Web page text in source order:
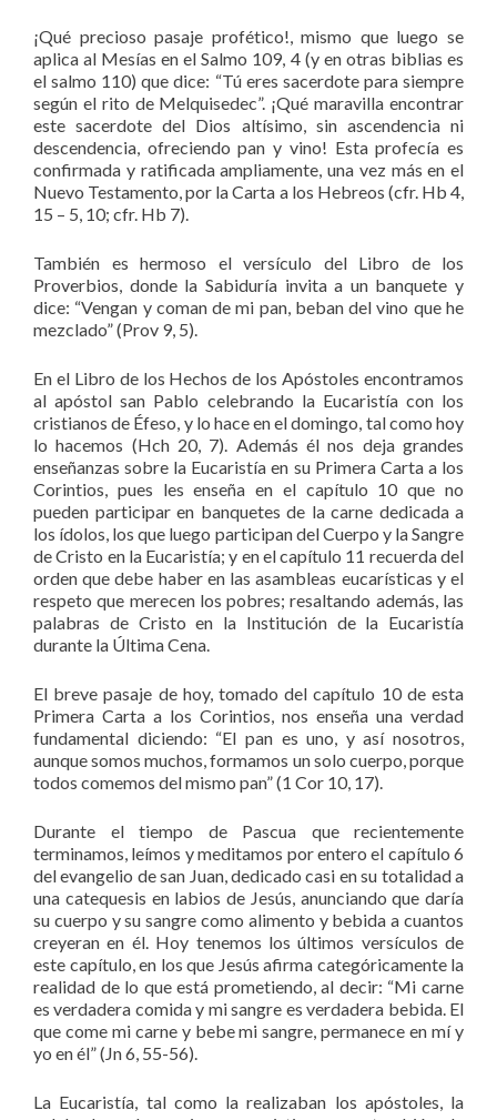
¡Qué precioso pasaje profético!, mismo que luego se
aplica al Mesías en el Salmo 109, 4 (y en otras biblias es
el salmo 110) que dice: “Tú eres sacerdote para siempre
según el rito de Melquisedec”. ¡Qué maravilla encontrar
este sacerdote del Dios altísimo, sin ascendencia ni
descendencia, ofreciendo pan y vino! Esta profecía es
confirmada y ratificada ampliamente, una vez más en el
Nuevo Testamento, por la Carta a los Hebreos (cfr. Hb 4,
15 – 5, 10; cfr. Hb 7).
También es hermoso el versículo del Libro de los
Proverbios, donde la Sabiduría invita a un banquete y
dice: “Vengan y coman de mi pan, beban del vino que he
mezclado” (Prov 9, 5).
En el Libro de los Hechos de los Apóstoles encontramos
al apóstol san Pablo celebrando la Eucaristía con los
cristianos de Éfeso, y lo hace en el domingo, tal como hoy
lo hacemos (Hch 20, 7). Además él nos deja grandes
enseñanzas sobre la Eucaristía en su Primera Carta a los
Corintios, pues les enseña en el capítulo 10 que no
pueden participar en banquetes de la carne dedicada a
los ídolos, los que luego participan del Cuerpo y la Sangre
de Cristo en la Eucaristía; y en el capítulo 11 recuerda del
orden que debe haber en las asambleas eucarísticas y el
respeto que merecen los pobres; resaltando además, las
palabras de Cristo en la Institución de la Eucaristía
durante la Última Cena.
El breve pasaje de hoy, tomado del capítulo 10 de esta
Primera Carta a los Corintios, nos enseña una verdad
fundamental diciendo: “El pan es uno, y así nosotros,
aunque somos muchos, formamos un solo cuerpo, porque
todos comemos del mismo pan” (1 Cor 10, 17).
Durante el tiempo de Pascua que recientemente
terminamos, leímos y meditamos por entero el capítulo 6
del evangelio de san Juan, dedicado casi en su totalidad a
una catequesis en labios de Jesús, anunciando que daría
su cuerpo y su sangre como alimento y bebida a cuantos
creyeran en él. Hoy tenemos los últimos versículos de
este capítulo, en los que Jesús afirma categóricamente la
realidad de lo que está prometiendo, al decir: “Mi carne
es verdadera comida y mi sangre es verdadera bebida. El
que come mi carne y bebe mi sangre, permanece en mí y
yo en él” (Jn 6, 55-56).
La Eucaristía, tal como la realizaban los apóstoles, la